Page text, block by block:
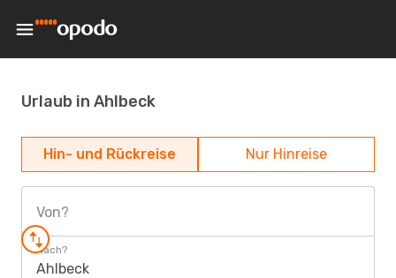
Urlaub in Ahlbeck
Hin- und Rückreise Nur Hinreise
Von?
Nach?
Ahlbeck